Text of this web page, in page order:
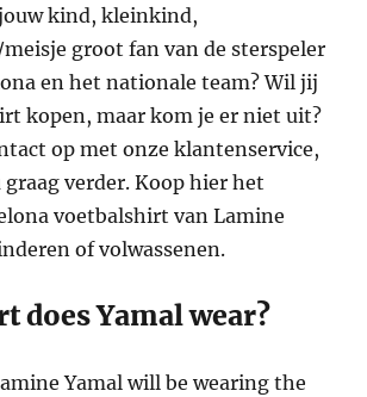
kind, kleinkind,
groot fan van de sterspeler
en het nationale team? Wil jij
kopen, maar kom je er niet uit?
op met onze klantenservice,
verder. Koop hier het
voetbalshirt van Lamine
of volwassenen.
does Yamal wear?
Yamal will be wearing the